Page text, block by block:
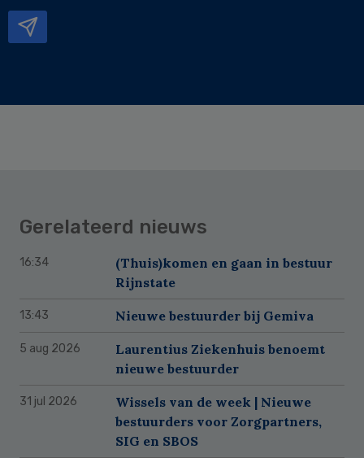
Gerelateerd nieuws
16:34
(Thuis)komen en gaan in bestuur
Rijnstate
13:43 Nieuwe bestuurder bij Gemiva
5 aug 2026
Laurentius Ziekenhuis benoemt
nieuwe bestuurder
31 jul 2026
Wissels van de week | Nieuwe
bestuurders voor Zorgpartners,
SIG en SBOS